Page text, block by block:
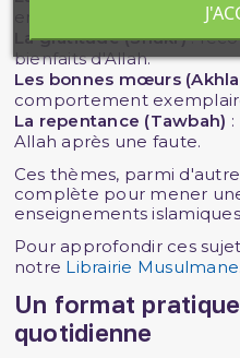
La gratitude (Shukr):
bienfaits d'Allah.
Les bonnes mœurs
comportement
La repentance (Tawbah)
Allah après une faute.
Ces thèmes, parmi
complète pour mener
enseignements
Pour approfondir ces
notre Librairie Musulmane
Un format
quotidienne